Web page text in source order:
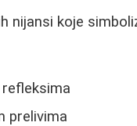
nijansi koje
prelivima